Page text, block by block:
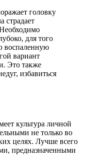
головку
страдает
для того
воспаленную
вариант
Это также
избавиться
культура личной
не только во
целях. Лучше всего
предназначенными